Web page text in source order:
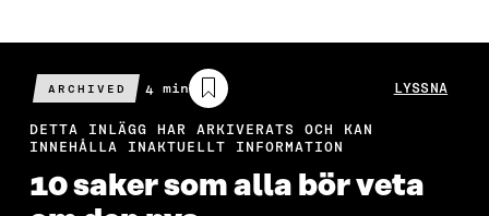
ARCHIVED
Beräknad
läsningstid
4 min LYSSNA
DETTA INLÄGG HAR ARKIVERATS OCH KAN
INNEHÅLLA INAKTUELLT INFORMATION
10 saker som alla bör veta